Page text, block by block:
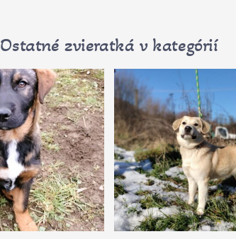
Ostatné zvieratká v kategórií